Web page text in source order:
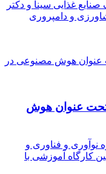
غذایی سینا و دکتر
و دامپروری
عنوان هوش
و فناوری و
کارگاه آموزشی با